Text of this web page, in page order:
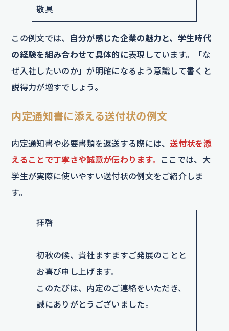
敬具
この例文では、
自分が感じた企業の魅力と、学生時代
の経験を組み合わせて具体的に表現しています。「な
ぜ入社したいのか」が明確になるよう意識して書くと
説得力が増すでしょう。
内定通知書に添える送付状の例文
内定通知書や必要書類を返送する際には、 送付状を添
えることで丁寧さや誠意が伝わります。 ここでは、大
学生が実際に使いやすい送付状の例文をご紹介しま
す。
拝啓
初秋の候、貴社ますますご発展のことと
お喜び申し上げます。
このたびは、内定のご連絡をいただき、
誠にありがとうございました。